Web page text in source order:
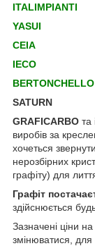
ITALIMPIANTI
YASUI
CEIA
IECO
BERTONCHELLO
SATURN
GRAFICARBO та
виробів за
хочеться
нерозбірних
графіту) для
Графіт
здійснюється
Зазначені ціни
змінюватися, для